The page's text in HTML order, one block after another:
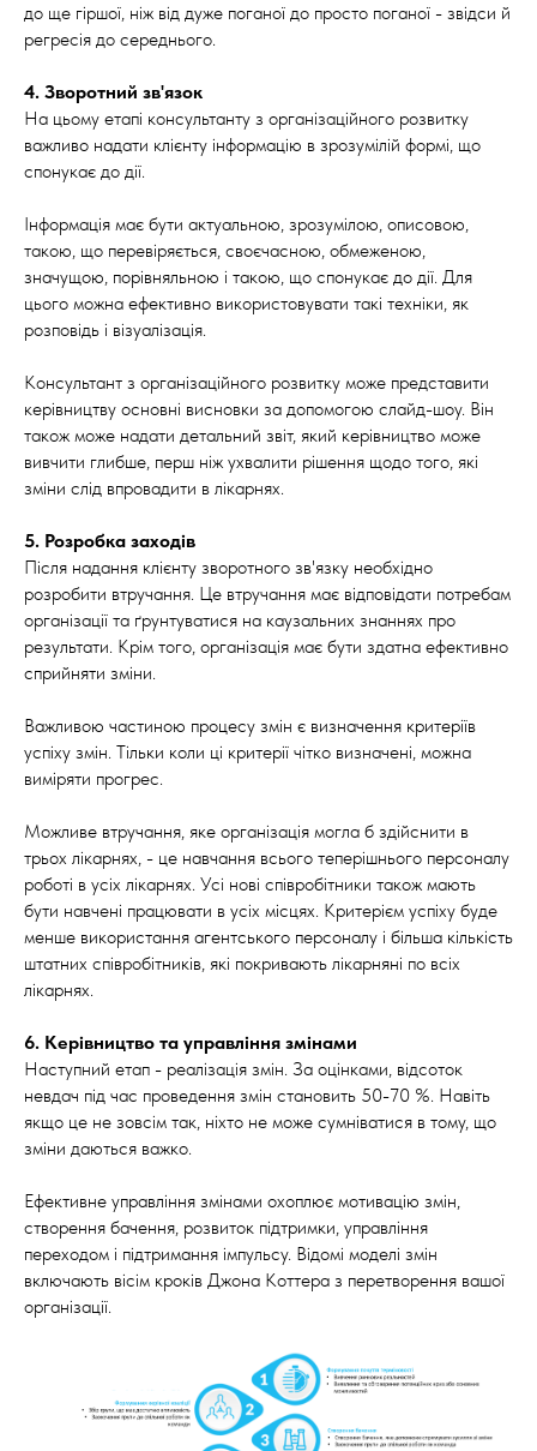
до ще гіршої, ніж від дуже поганої до просто поганої - звідси й
регресія до середнього.
4. Зворотний зв'язок
На цьому етапі консультанту з організаційного розвитку
важливо надати клієнту інформацію в зрозумілій формі, що
спонукає до дії.
Інформація має бути актуальною, зрозумілою, описовою,
такою, що перевіряється, своєчасною, обмеженою,
значущою, порівняльною і такою, що спонукає до дії. Для
цього можна ефективно використовувати такі техніки, як
розповідь і візуалізація.
Консультант з організаційного розвитку може представити
керівництву основні висновки за допомогою слайд-шоу. Він
також може надати детальний звіт, який керівництво може
вивчити глибше, перш ніж ухвалити рішення щодо того, які
зміни слід впровадити в лікарнях.
5. Розробка заходів
Після надання клієнту зворотного зв'язку необхідно
розробити втручання. Це втручання має відповідати потребам
організації та ґрунтуватися на каузальних знаннях про
результати. Крім того, організація має бути здатна ефективно
сприйняти зміни.
Важливою частиною процесу змін є визначення критеріїв
успіху змін. Тільки коли ці критерії чітко визначені, можна
виміряти прогрес.
Можливе втручання, яке організація могла б здійснити в
трьох лікарнях, - це навчання всього теперішнього персоналу
роботі в усіх лікарнях. Усі нові співробітники також мають
бути навчені працювати в усіх місцях. Критерієм успіху буде
менше використання агентського персоналу і більша кількість
штатних співробітників, які покривають лікарняні по всіх
лікарнях.
6. Керівництво та управління змінами
Наступний етап - реалізація змін. За оцінками, відсоток
невдач під час проведення змін становить 50-70 %. Навіть
якщо це не зовсім так, ніхто не може сумніватися в тому, що
зміни даються важко.
Ефективне управління змінами охоплює мотивацію змін,
створення бачення, розвиток підтримки, управління
переходом і підтримання імпульсу. Відомі моделі змін
включають вісім кроків Джона Коттера з перетворення вашої
організації.